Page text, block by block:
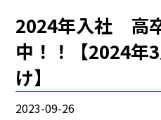
2024年入社 高
中！！【2024年
け】
2023-09-26